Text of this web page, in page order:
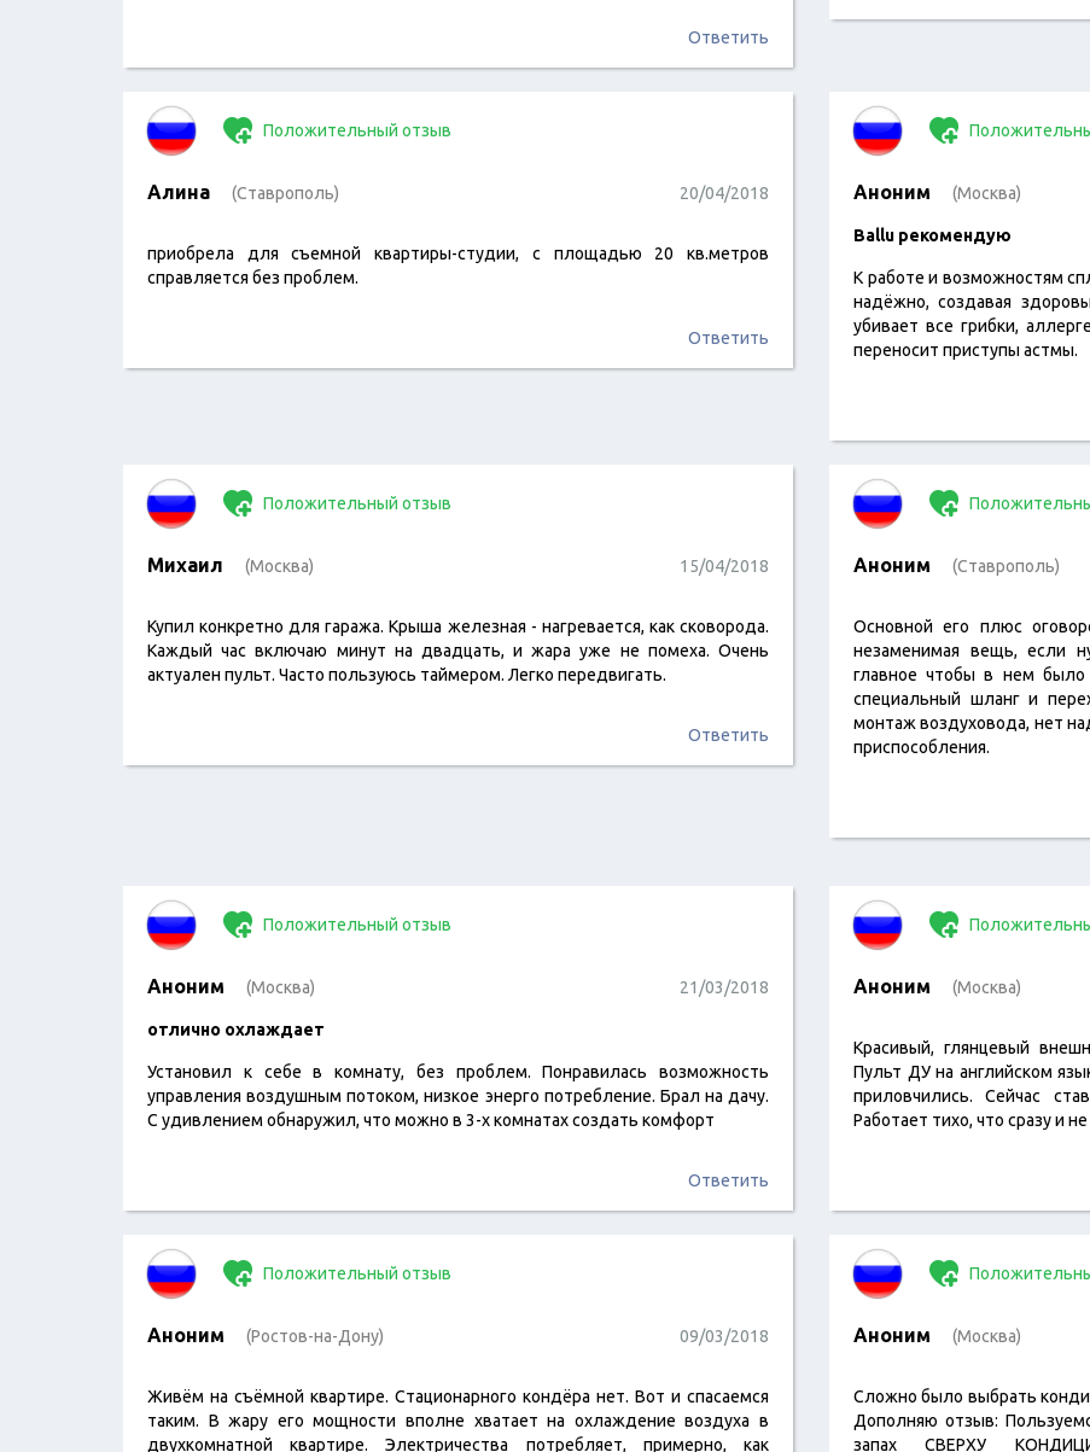
Ответить
Положительный отзыв
Алина (Ставрополь) 20/04/2018
приобрела для съемной квартиры-студии, с площадью 20 кв.метров
справляется без проблем.
Ответить
Аноним (Москва)
Ballu рекомендую
К работе и возможностям
надёжно, создавая
убивает все грибки,
переносит приступы астмы.
Положительный отзыв
Михаил (Москва) 15/04/2018
Купил конкретно для гаража. Крыша железная - нагревается, как сковорода.
Каждый час включаю минут на двадцать, и жара уже не помеха. Очень
актуален пульт. Часто пользуюсь таймером. Легко передвигать.
Ответить
Аноним (Ставрополь)
Основной его плюс
незаменимая вещь, если
главное чтобы в нем было
специальный шланг и
монтаж воздуховода, нет
приспособления.
Положительный отзыв
Аноним (Москва) 21/03/2018
отлично охлаждает
Установил к себе в комнату, без проблем. Понравилась возможность
управления воздушным потоком, низкое энерго потребление. Брал на дачу.
С удивлением обнаружил, что можно в 3-х комнатах создать комфорт
Ответить
Аноним (Москва)
Красивый, глянцевый
Пульт ДУ на английском
приловчились. Сейчас
Работает тихо, что сразу и
Положительный отзыв
Аноним (Ростов-на-Дону) 09/03/2018
Живём на съёмной квартире. Стационарного кондёра нет. Вот и спасаемся
таким. В жару его мощности вполне хватает на охлаждение воздуха в
двухкомнатной квартире. Электричества потребляет, примерно, как
Аноним (Москва)
Сложно было выбрать
Дополняю отзыв:
запах СВЕРХУ